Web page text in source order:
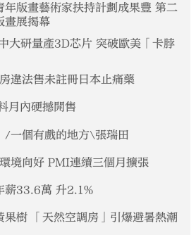
年版畫藝術家扶持計劃成果豐 第二
畫展揭幕
大研量產3D芯片 突破歐美「卡脖
違法售未註冊日本止痛藥
月內硬撼開售
/一個有戲的地方\張瑞田
境向好 PMI連續三個月擴張
薪33.6萬 升2.1%
果樹 「天然空調房」引爆避暑熱潮